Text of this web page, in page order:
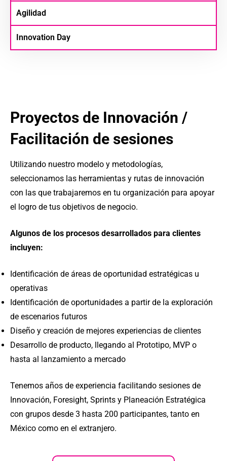
Agilidad
Innovation Day
Proyectos de Innovación /
Facilitación de sesiones
Utilizando nuestro modelo y metodologías,
seleccionamos las herramientas y rutas de innovación
con las que trabajaremos en tu organización para apoyar
el logro de tus objetivos de negocio.
Algunos de los procesos desarrollados para clientes
incluyen:
Identificación de áreas de oportunidad estratégicas u
operativas
Identificación de oportunidades a partir de la exploración
de escenarios futuros
Diseño y creación de mejores experiencias de clientes
Desarrollo de producto, llegando al Prototipo, MVP o
hasta al lanzamiento a mercado
Tenemos años de experiencia facilitando sesiones de
Innovación, Foresight, Sprints y Planeación Estratégica
con grupos desde 3 hasta 200 participantes, tanto en
México como en el extranjero.